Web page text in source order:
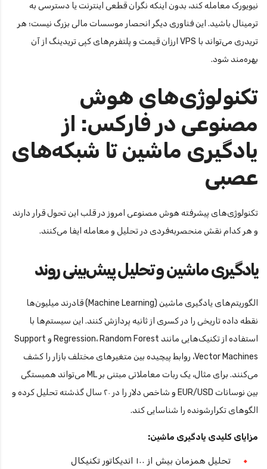
نیویورک معامله کند، بدون اینکه نگران قطعی اینترنت یا دسترسی به
ترمینال باشید. این فناوری دیگر انحصار موسسات مالی بزرگ نیست؛ هر
تریدری می‌تواند با VPS ارزان قیمت و پلتفرم‌های کپی تریدینگ از آن
بهره‌مند شود.
تکنولوژی‌های هوش
مصنوعی در فارکس: از
یادگیری ماشین تا شبکه‌های
عصبی
تکنولوژی‌های پیشرفته هوش مصنوعی امروز در قلب این تحول قرار دارند
و هر کدام نقش منحصربه‌فردی در تحلیل و معامله ایفا می‌کنند.
یادگیری ماشین و تحلیل پیش‌بینی روند
الگوریتم‌های یادگیری ماشین (Machine Learning) قادرند میلیون‌ها
نقطه داده تاریخی را در کسری از ثانیه پردازش کنند. این سیستم‌ها با
استفاده از تکنیک‌هایی مانند Regression، Random Forest و Support
Vector Machines، روابط پیچیده بین متغیرهای مختلف بازار را کشف
می‌کنند. برای مثال، یک ربات معاملاتی مبتنی بر ML می‌تواند همبستگی
بین نوسانات EUR/USD و شاخص دلار را در ۲۰ سال گذشته تحلیل کرده و
الگوهای تکرارشونده را شناسایی کند.
مزایای کلیدی یادگیری ماشین:
تحلیل همزمان بیش از ۱۰۰ اندیکاتور تکنیکال